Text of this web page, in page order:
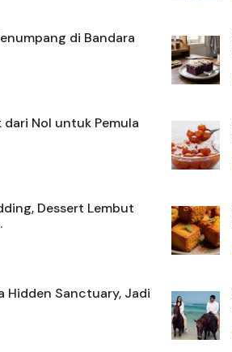
di Bandara
dari Nol untuk Pemula
Dessert Lembut
Hidden Sanctuary, Jadi